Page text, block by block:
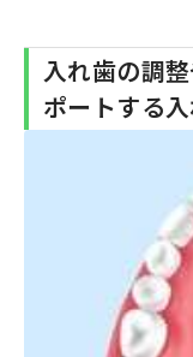
入れ歯の調
ポートする